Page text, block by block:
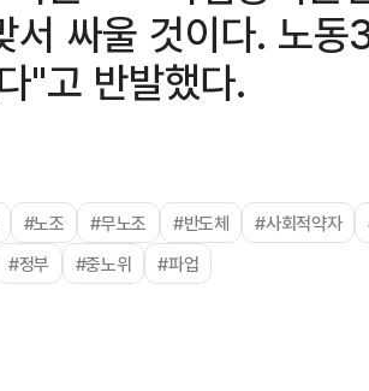
서 싸울 것이다. 노
"고 반발했다.
#노조 #무노조 #반도체 #사회적약자
#정부 #중노위 #파업